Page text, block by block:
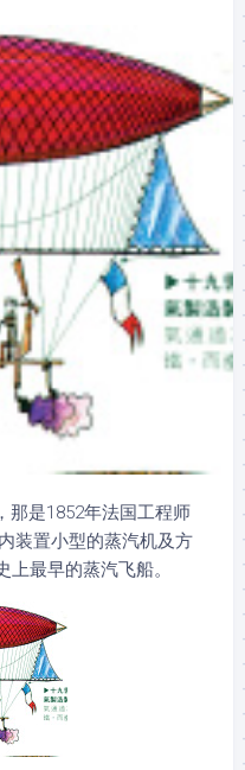
那是1852年法国工程师
装置小型的蒸汽机及方
最早的蒸汽飞船。